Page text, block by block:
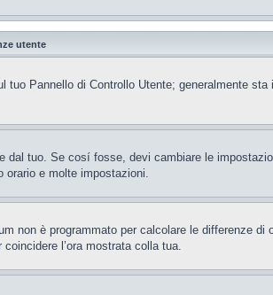
utente
Pannello di Controllo Utente; generalmente
dal tuo. Se cosí fosse, devi cambiare le
orario e molte impostazioni.
non è programmato per calcolare le differenze di
l’ora mostrata colla tua.